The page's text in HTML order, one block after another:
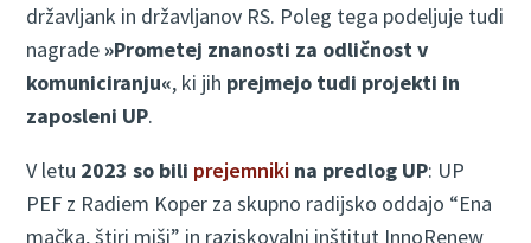
državljank in državljanov RS. Poleg tega podeljuje tudi
nagrade»Prometej znanosti za odličnost v
komuniciranju«, ki jih prejmejo tudi projekti in
zaposleni UP.
V letu 2023 so bili prejemniki na predlog UP: UP
PEF z Radiem Koper za skupno radijsko oddajo “Ena
mačka, štiri miši” in raziskovalni inštitut InnoRenew